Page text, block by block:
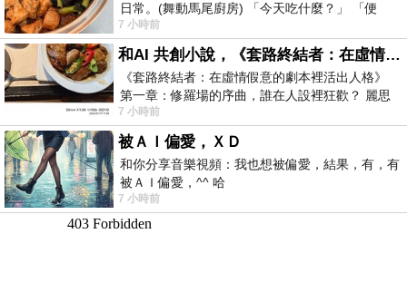
日常。(舞動馬尾廚房) 「今天吃什麼？」 「便
當？麵？還是炒飯？」 每天都在選擇
7 小時前
和AI 共創小說，《套路終結者：在虛情假意的劇本裡活出人格》
《套路終結者：在虛情假意的劇本裡活出人格》
第一章：修羅場的序曲，誰在人設裡狂歡？ 麗思
卡爾頓酒店的總統套房內，燈光昏
7 小時前
被ＡＩ偏愛，ＸＤ
和你分享音樂視頻：我也想被偏愛，結果，有，有
被ＡＩ偏愛，^^ 哈
7 小時前